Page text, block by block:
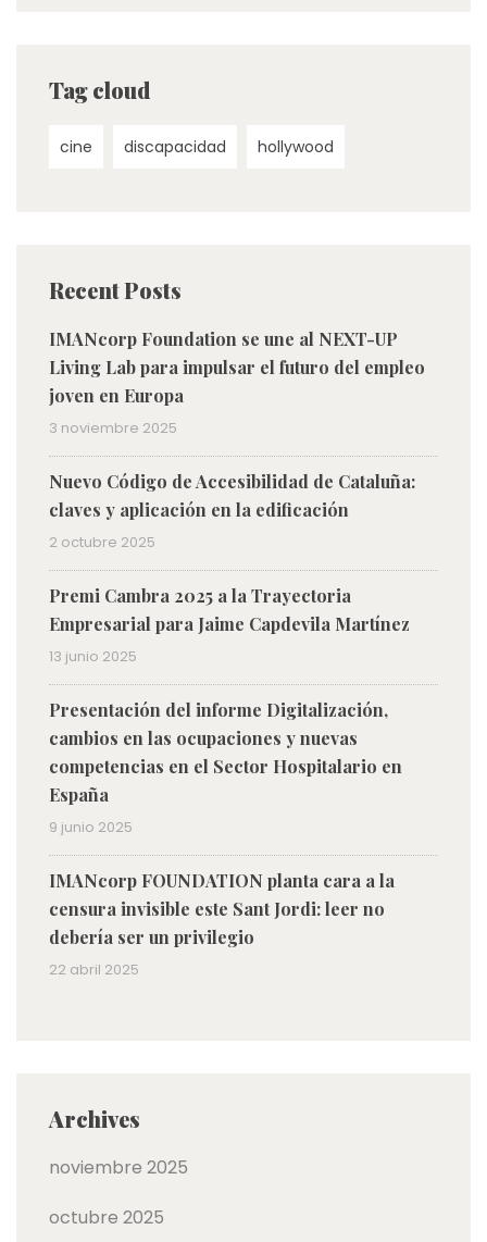
Tag cloud
cine discapacidad hollywood
Recent Posts
IMANcorp Foundation se une al NEXT-UP
Living Lab para impulsar el futuro del empleo
joven en Europa
3 noviembre 2025
Nuevo Código de Accesibilidad de Cataluña:
claves y aplicación en la edificación
2 octubre 2025
Premi Cambra 2025 a la Trayectoria
Empresarial para Jaime Capdevila Martínez
13 junio 2025
Presentación del informe Digitalización,
cambios en las ocupaciones y nuevas
competencias en el Sector Hospitalario en
España
9 junio 2025
IMANcorp FOUNDATION planta cara a la
censura invisible este Sant Jordi: leer no
debería ser un privilegio
22 abril 2025
Archives
noviembre 2025
octubre 2025